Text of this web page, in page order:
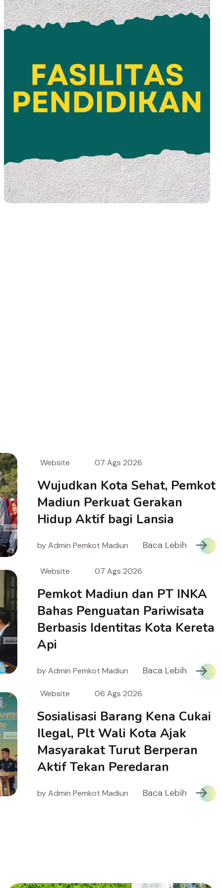
Jelajah Fasilitas Pendidikan
Website 07 Ags 2026
Wujudkan Kota Sehat, Pemkot
Madiun Perkuat Gerakan
Hidup Aktif bagi Lansia
by Admin Pemkot Madiun Baca Lebih
Website 07 Ags 2026
Pemkot Madiun dan PT INKA
Bahas Penguatan Pariwisata
Berbasis Identitas Kota Kereta
Api
by Admin Pemkot Madiun Baca Lebih
Website 06 Ags 2026
Sosialisasi Barang Kena Cukai
Ilegal, Plt Wali Kota Ajak
Masyarakat Turut Berperan
Aktif Tekan Peredaran
by Admin Pemkot Madiun Baca Lebih